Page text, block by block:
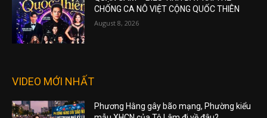
CHỐNG CA NÔ VIỆT CỘNG QUỐC THIÊN
August 8, 2026
VIDEO MỚI NHẤT
Phương Hằng gây bão mạng, Phường kiểu